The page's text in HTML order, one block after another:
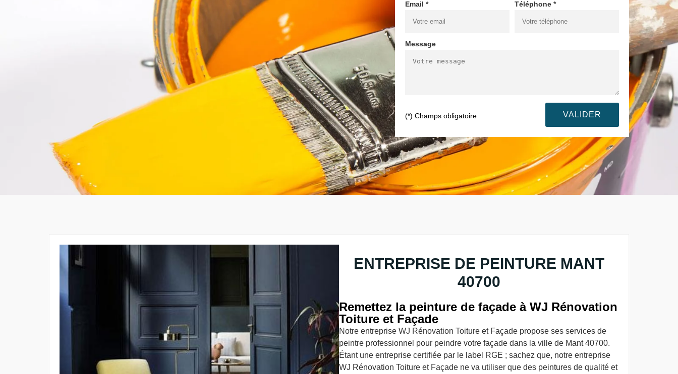
Email * Téléphone *
Message
(*) Champs obligatoire
ENTREPRISE DE PEINTURE MANT
40700
Remettez la peinture de façade à WJ Rénovation
Toiture et Façade
Notre entreprise WJ Rénovation Toiture et Façade propose ses services de
peintre professionnel pour peindre votre façade dans la ville de Mant 40700.
Étant une entreprise certifiée par le label RGE ; sachez que, notre entreprise
WJ Rénovation Toiture et Façade ne va utiliser que des peintures de qualité et